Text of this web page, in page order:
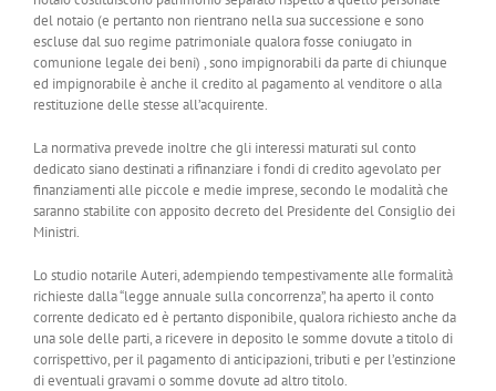
del notaio (e pertanto non rientrano nella sua successione e sono
escluse dal suo regime patrimoniale qualora fosse coniugato in
comunione legale dei beni) , sono impignorabili da parte di chiunque
ed impignorabile è anche il credito al pagamento al venditore o alla
restituzione delle stesse all’acquirente.
La normativa prevede inoltre che gli interessi maturati sul conto
dedicato siano destinati a rifinanziare i fondi di credito agevolato per
finanziamenti alle piccole e medie imprese, secondo le modalità che
saranno stabilite con apposito decreto del Presidente del Consiglio dei
Ministri.
Lo studio notarile Auteri, adempiendo tempestivamente alle formalità
richieste dalla “legge annuale sulla concorrenza”, ha aperto il conto
corrente dedicato ed è pertanto disponibile, qualora richiesto anche da
una sole delle parti, a ricevere in deposito le somme dovute a titolo di
corrispettivo, per il pagamento di anticipazioni, tributi e per l’estinzione
di eventuali gravami o somme dovute ad altro titolo.